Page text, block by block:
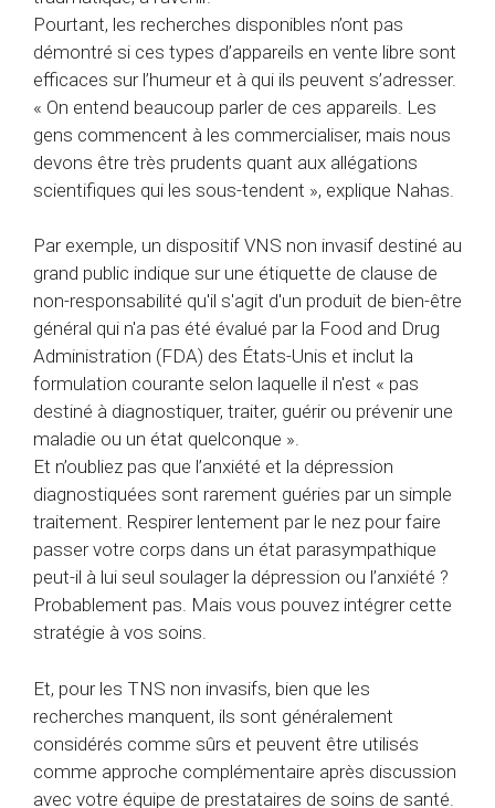
Pourtant, les recherches disponibles n’ont pas
démontré si ces types d’appareils en vente libre sont
efficaces sur l’humeur et à qui ils peuvent s’adresser.
« On entend beaucoup parler de ces appareils. Les
gens commencent à les commercialiser, mais nous
devons être très prudents quant aux allégations
scientifiques qui les sous-tendent », explique Nahas.
Par exemple, un dispositif VNS non invasif destiné au
grand public indique sur une étiquette de clause de
non-responsabilité qu'il s'agit d'un produit de bien-être
général qui n'a pas été évalué par la Food and Drug
Administration (FDA) des États-Unis et inclut la
formulation courante selon laquelle il n'est « pas
destiné à diagnostiquer, traiter, guérir ou prévenir une
maladie ou un état quelconque ».
Et n’oubliez pas que l’anxiété et la dépression
diagnostiquées sont rarement guéries par un simple
traitement. Respirer lentement par le nez pour faire
passer votre corps dans un état parasympathique
peut-il à lui seul soulager la dépression ou l’anxiété ?
Probablement pas. Mais vous pouvez intégrer cette
stratégie à vos soins.
Et, pour les TNS non invasifs, bien que les
recherches manquent, ils sont généralement
considérés comme sûrs et peuvent être utilisés
comme approche complémentaire après discussion
avec votre équipe de prestataires de soins de santé.